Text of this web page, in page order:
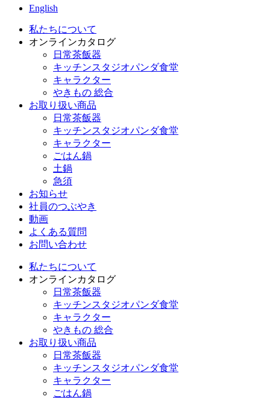
English
私たちについて
オンラインカタログ
日常茶飯器
キッチンスタジオパンダ食堂
キャラクター
やきもの 総合
お取り扱い商品
日常茶飯器
キッチンスタジオパンダ食堂
キャラクター
ごはん鍋
土鍋
急須
お知らせ
社員のつぶやき
動画
よくある質問
お問い合わせ
私たちについて
オンラインカタログ
日常茶飯器
キッチンスタジオパンダ食堂
キャラクター
やきもの 総合
お取り扱い商品
日常茶飯器
キッチンスタジオパンダ食堂
キャラクター
ごはん鍋